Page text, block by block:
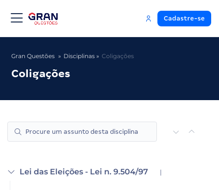
Cadastre-se
Gran Questões Disciplinas Coligações
Coligações
Lei das Eleições - Lei n. 9.504/97 |